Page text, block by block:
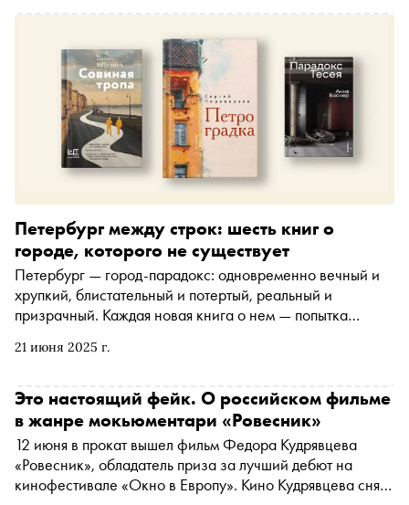
21 июня 2025 г.
Петербург между строк: шесть книг о
городе, которого не существует
Петербург — город-парадокс: одновременно вечный и
хрупкий, блистательный и потертый, реальный и
призрачный. Каждая новая книга о нем — попытка
шесть современных романов и сборников, где Питер
Здесь есть драматичная история о попытках спасти
ускользающую красоту, ироничные зарисовки из жизни
городских чудаков, ностальгические воспоминания о
90-х и детективные сюжеты, где исхоженные вдоль и
поперек улицы превращаются в лабиринт. Словом,
будьте готовы отправиться на прогулку от Дворцовой до
Это настоящий фейк. О российском фильме
в жанре мокьюментари «Ровесник»
12 июня в прокат вышел фильм Федора Кудрявцева
«Ровесник», обладатель приза за лучший дебют на
кинофестивале «Окно в Европу». Кино Кудрявцева снято